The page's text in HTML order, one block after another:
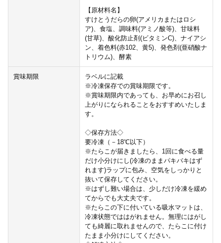
【原材料名】
すけとうだらの卵(アメリカまたはロシ
ア)、食塩、調味料(アミノ酸等)、甘味料
(甘草)、酸化防止剤(ビタミンC)、ナイアシ
ン、着色料(赤102、黄5)、発色剤(亜硝酸ナ
トリウム)、酵素
賞味期限
ラベルに記載
※冷凍保存での賞味期限です。
※賞味期限内であっても、お早めにお召し
上がりになられることをおすすめいたしま
す。
◇保存方法◇
要冷凍（－18℃以下）
※たらこが届きましたら、1回に食べる量
だけ小分けにし(冷凍のままパキバキはず
れます)ラップに包み、空気をしっかりと
抜いて保存してください。
※はずし難い場合は、少しだけ冷凍を緩め
てからでも大丈夫です。
※たらこの下に付いている吸水マットは、
冷凍状態でははがれません。無理にはがし
ても綺麗に取れませんので、たらこに付け
たまま小分けにしてください。